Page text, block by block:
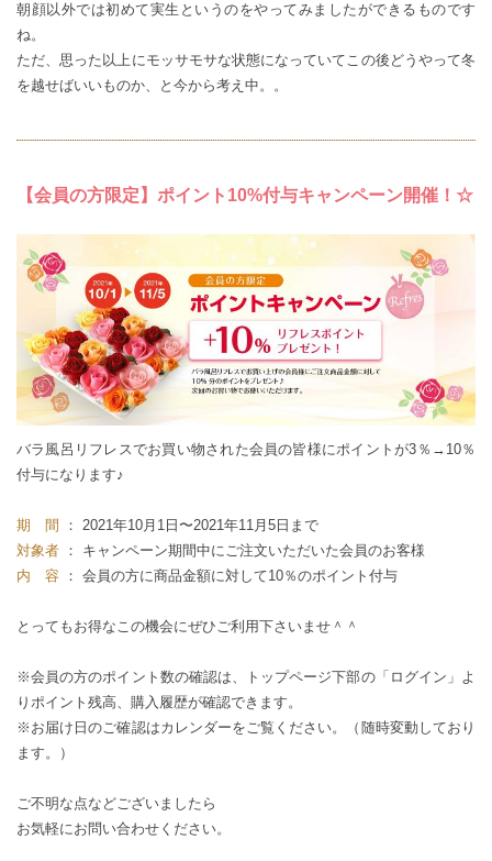
朝顔以外では初めて実生というのをやってみましたができるものです
ね。
ただ、思った以上にモッサモサな状態になっていてこの後どうやって冬
を越せばいいものか、と今から考え中。。
【会員の方限定】ポイント10%付与キャンペーン開催！☆
バラ風呂リフレスでお買い物された会員の皆様にポイントが3％→10％
付与になります♪
期 間
： 2021年10月1日〜2021年11月5日まで
対象者 ： キャンペーン期間中にご注文いただいた会員のお客様
内 容
： 会員の方に商品金額に対して10％のポイント付与
とってもお得なこの機会にぜひご利用下さいませ＾＾
※会員の方のポイント数の確認は、トップページ下部の「ログイン」よ
りポイント残高、購入履歴が確認できます。
※お届け日のご確認はカレンダーをご覧ください。（随時変動しており
ます。）
ご不明な点などございましたら
お気軽にお問い合わせ ください。